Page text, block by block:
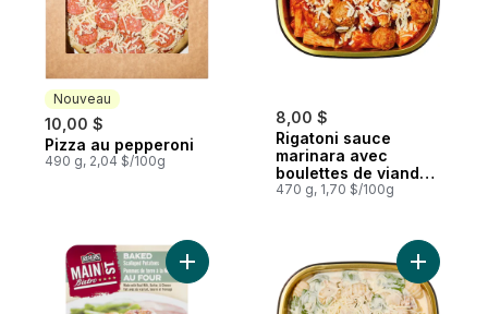
Nouveau
10,00 $
Nouveau
Pizza au pepperoni
490 g, 2,04 $/100g
8,00 $
Rigatoni sauce
marinara avec
boulettes de viande,
petit
470 g, 1,70 $/100g
Ajouter